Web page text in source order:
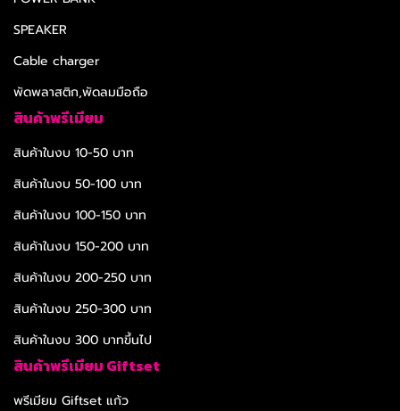
SPEAKER
Cable charger
พัดพลาสติก,พัดลมมือถือ
สินค้าพรีเมียม
สินค้าในงบ 10-50 บาท
สินค้าในงบ 50-100 บาท
สินค้าในงบ 100-150 บาท
สินค้าในงบ 150-200 บาท
สินค้าในงบ 200-250 บาท
สินค้าในงบ 250-300 บาท
สินค้าในงบ 300 บาทขึ้นไป
สินค้าพรีเมียม Giftset
พรีเมียม Giftset แก้ว